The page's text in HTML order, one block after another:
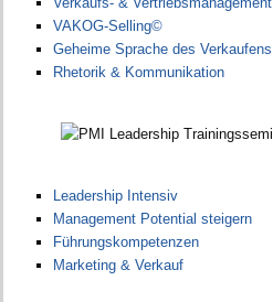
VAKOG-Selling©
Geheime Sprache des Verkaufens
Rhetorik & Kommunikation
Leadership Intensiv
Management Potential steigern
Führungskompetenzen
Marketing & Verkauf